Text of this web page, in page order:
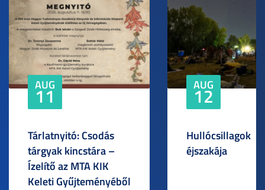
AUG
11
Tárlatnyitó: Csodás
tárgyak kincstára –
Ízelítő az MTA KIK
Keleti Gyűjteményéből
AUG
12
Hullócsillagok
éjszakája